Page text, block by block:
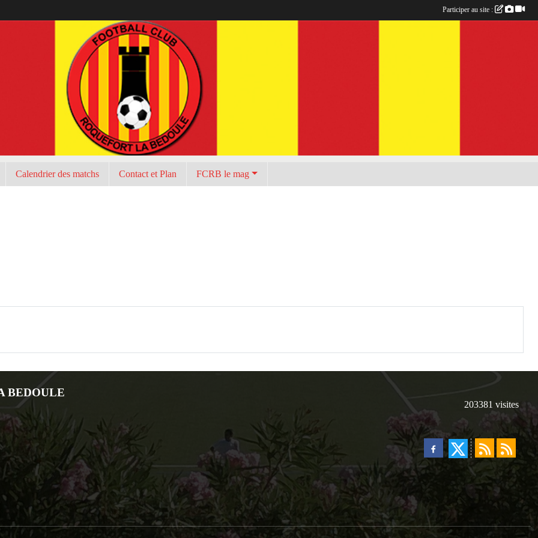
Calendrier des matchs Contact et Plan FCRB le mag
BEDOULE
203381 visites
Participer au site :